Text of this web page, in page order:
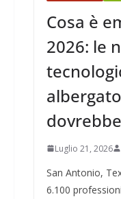
Cosa è
2026: le
Luglio 21, 2026
San Antonio,
6.100